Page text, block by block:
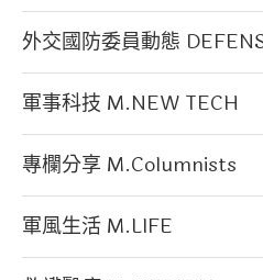
外交國防委員動態
軍事科技 M.NEW TECH
專欄分享 M.Columnists
軍風生活 M.LIFE